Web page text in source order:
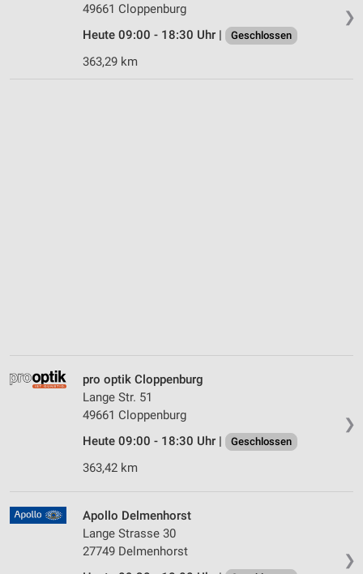
❯
49661 Cloppenburg
Heute 09:00 - 18:30 Uhr |
Geschlossen
363,29 km
❯
pro optik Cloppenburg
Lange Str. 51
49661 Cloppenburg
Heute 09:00 - 18:30 Uhr |
Geschlossen
363,42 km
❯
Apollo Delmenhorst
Lange Strasse 30
27749 Delmenhorst